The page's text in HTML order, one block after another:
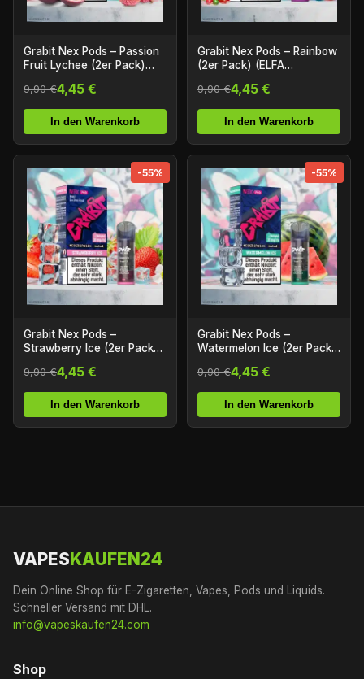
Grabit Nex Pods – Passion
Fruit Lychee (2er Pack)
9,90 €4,45 €
In den Warenkorb
Grabit Nex Pods – Rainbow
(2er Pack) (ELFA
9,90 €4,45 €
In den Warenkorb
-55%
Grabit Nex Pods –
Strawberry Ice (2er Pack)
9,90 €4,45 €
In den Warenkorb
-55%
Grabit Nex Pods –
Watermelon Ice (2er Pack)
9,90 €4,45 €
In den Warenkorb
VAPES KAUFEN24
Dein Online Shop für E-Zigaretten, Vapes, Pods und Liquids.
Schneller Versand mit DHL.
info@vapeskaufen24.com
Shop